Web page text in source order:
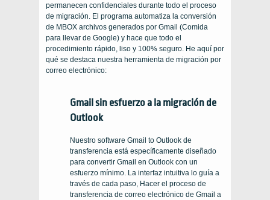
permanecen confidenciales durante todo el proceso
de migración. El programa automatiza la conversión
de MBOX archivos generados por Gmail (Comida
para llevar de Google) y hace que todo el
procedimiento rápido, liso y 100% seguro. He aquí por
qué se destaca nuestra herramienta de migración por
correo electrónico:
Gmail sin esfuerzo a la migración de
Outlook
Nuestro software Gmail to Outlook de
transferencia está específicamente diseñado
para convertir Gmail en Outlook con un
esfuerzo mínimo. La interfaz intuitiva lo guía a
través de cada paso, Hacer el proceso de
transferencia de correo electrónico de Gmail a